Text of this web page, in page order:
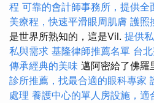
程 可靠的會計師事務所，提供全
美療程，快速平滑眼周肌膚 護照
是世界所熟知的，這是Vil. 提供
私與需求 基隆律師推薦名單 台
傳承經典的美味 邁阿密給了佛羅
診所推薦，找最合適的眼科專家
處理 養護中心的單人房設施，適